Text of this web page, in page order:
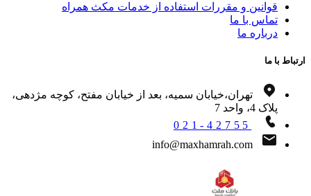
قوانین و مقررات استفاده از خدمات مکث همراه
تماس با ما
درباره ما
با ما
تهران،خیابان سمیه، بعد از خیابان مفتح، کوچه مژدهی،
پلاک 4، واحد 7
021-42755
info@maxhamrah.com